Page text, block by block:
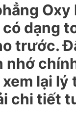
dạng
trước.
nhớ
lại
chi tiết